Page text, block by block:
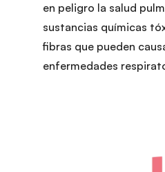
en peligro la salud
sustancias químicas
fibras que pueden
enfermedades